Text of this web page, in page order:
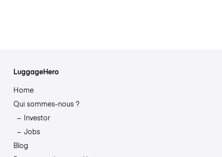
LuggageHero
Home
Qui sommes-nous ?
Investor
Jobs
Blog